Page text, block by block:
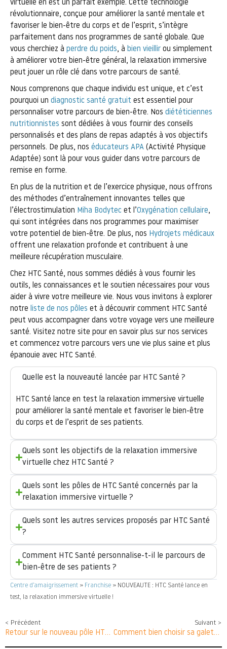
virtuelle en est un parfait exemple. Cette technologie
révolutionnaire, conçue pour améliorer la santé mentale et
favoriser le bien-être du corps et de l’esprit, s’intègre
parfaitement dans nos programmes de santé globale. Que
vous cherchiez à perdre du poids, à bien vieillir ou simplement
à améliorer votre bien-être général, la relaxation immersive
peut jouer un rôle clé dans votre parcours de santé.
Nous comprenons que chaque individu est unique, et c’est
pourquoi un diagnostic santé gratuit est essentiel pour
personnaliser votre parcours de bien-être. Nos diététiciennes
nutritionnistes sont dédiées à vous fournir des conseils
personnalisés et des plans de repas adaptés à vos objectifs
personnels. De plus, nos éducateurs APA (Activité Physique
Adaptée) sont là pour vous guider dans votre parcours de
remise en forme.
En plus de la nutrition et de l’exercice physique, nous offrons
des méthodes d’entraînement innovantes telles que
l’électrostimulation Miha Bodytec et l’Oxygénation cellulaire,
qui sont intégrées dans nos programmes pour maximiser
votre potentiel de bien-être. De plus, nos Hydrojets médicaux
offrent une relaxation profonde et contribuent à une
meilleure récupération musculaire.
Chez HTC Santé, nous sommes dédiés à vous fournir les
outils, les connaissances et le soutien nécessaires pour vous
aider à vivre votre meilleure vie. Nous vous invitons à explorer
notre liste de nos pôles et à découvrir comment HTC Santé
peut vous accompagner dans votre voyage vers une meilleure
santé. Visitez notre site pour en savoir plus sur nos services
et commencez votre parcours vers une vie plus saine et plus
épanouie avec HTC Santé.
Quelle est la nouveauté lancée par HTC Santé ?
HTC Santé lance en test la relaxation immersive virtuelle
pour améliorer la santé mentale et favoriser le bien-être
du corps et de l’esprit de ses patients.
Quels sont les objectifs de la relaxation immersive
virtuelle chez HTC Santé ?
Quels sont les pôles de HTC Santé concernés par la
relaxation immersive virtuelle ?
Quels sont les autres services proposés par HTC Santé
?
Comment HTC Santé personnalise-t-il le parcours de
bien-être de ses patients ?
Centre d’amaigrissement » Franchise » NOUVEAUTE : HTC Santé lance en
test, la relaxation immersive virtuelle !
< Précédent
Retour sur le nouveau pôle HTC Santé Versailles
Suivant >
Comment bien choisir sa galette des rois ?